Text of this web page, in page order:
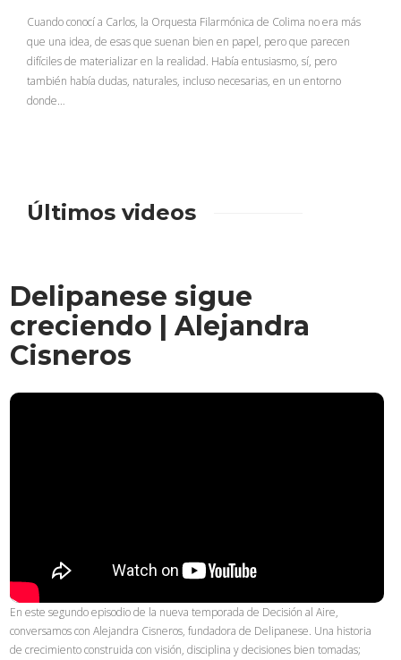
Cuando conocí a Carlos, la Orquesta Filarmónica de Colima no era más
que una idea, de esas que suenan bien en papel, pero que parecen
difíciles de materializar en la realidad. Había entusiasmo, sí, pero
también había dudas, naturales, incluso necesarias, en un entorno
donde…
Últimos videos
Delipanese sigue
creciendo | Alejandra
Cisneros
En este segundo episodio de la nueva temporada de Decisión al Aire,
conversamos con Alejandra Cisneros, fundadora de Delipanese. Una historia
de crecimiento construida con visión, disciplina y decisiones bien tomadas;